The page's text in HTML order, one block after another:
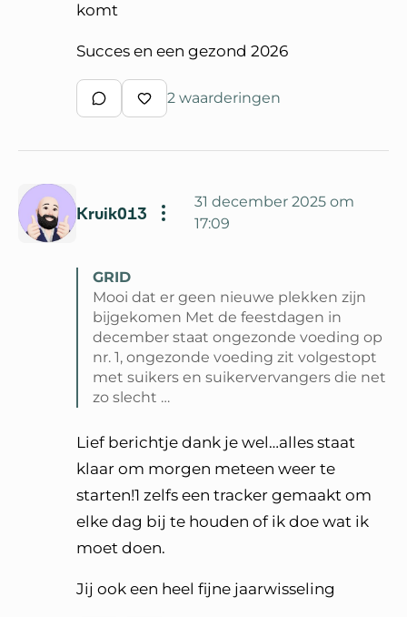
komt
Succes en een gezond 2026
Schrijf een reactie
Waardeer reactie
2 waarderingen
Kruik013
31 december 2025 om
17:09
GRID
Mooi dat er geen nieuwe plekken zijn
bijgekomen Met de feestdagen in
december staat ongezonde voeding op
nr. 1, ongezonde voeding zit volgestopt
met suikers en suikervervangers die net
zo slecht …
Lief berichtje dank je wel…alles staat
klaar om morgen meteen weer te
starten!1 zelfs een tracker gemaakt om
elke dag bij te houden of ik doe wat ik
moet doen.
Jij ook een heel fijne jaarwisseling